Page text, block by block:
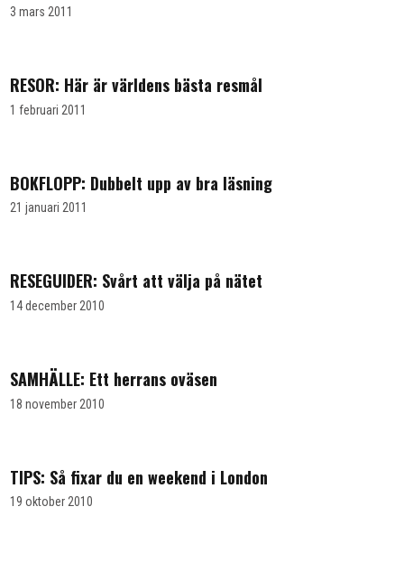
3 mars 2011
RESOR: Här är världens bästa resmål
1 februari 2011
BOKFLOPP: Dubbelt upp av bra läsning
21 januari 2011
RESEGUIDER: Svårt att välja på nätet
14 december 2010
SAMHÄLLE: Ett herrans oväsen
18 november 2010
TIPS: Så fixar du en weekend i London
19 oktober 2010